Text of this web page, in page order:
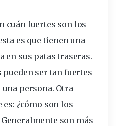
cuán fuertes son los
es que tienen una
en sus patas traseras.
pueden ser tan fuertes
una persona. Otra
¿cómo son los
son más